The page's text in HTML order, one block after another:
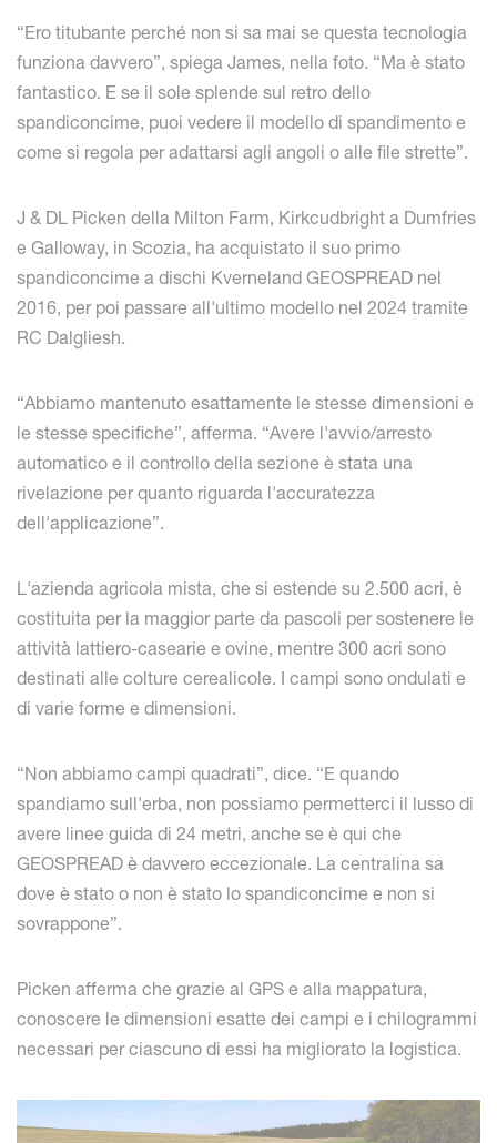
“Ero titubante perché non si sa mai se questa tecnologia
funziona davvero”, spiega James, nella foto. “Ma è stato
fantastico. E se il sole splende sul retro dello
spandiconcime, puoi vedere il modello di spandimento e
come si regola per adattarsi agli angoli o alle file strette”.
J & DL Picken della Milton Farm, Kirkcudbright a Dumfries
e Galloway, in Scozia, ha acquistato il suo primo
spandiconcime a dischi Kverneland GEOSPREAD nel
2016, per poi passare all'ultimo modello nel 2024 tramite
RC Dalgliesh.
“Abbiamo mantenuto esattamente le stesse dimensioni e
le stesse specifiche”, afferma. “Avere l'avvio/arresto
automatico e il controllo della sezione è stata una
rivelazione per quanto riguarda l'accuratezza
dell'applicazione”.
L'azienda agricola mista, che si estende su 2.500 acri, è
costituita per la maggior parte da pascoli per sostenere le
attività lattiero-casearie e ovine, mentre 300 acri sono
destinati alle colture cerealicole. I campi sono ondulati e
di varie forme e dimensioni.
“Non abbiamo campi quadrati”, dice. “E quando
spandiamo sull'erba, non possiamo permetterci il lusso di
avere linee guida di 24 metri, anche se è qui che
GEOSPREAD è davvero eccezionale. La centralina sa
dove è stato o non è stato lo spandiconcime e non si
sovrappone”.
Picken afferma che grazie al GPS e alla mappatura,
conoscere le dimensioni esatte dei campi e i chilogrammi
necessari per ciascuno di essi ha migliorato la logistica.